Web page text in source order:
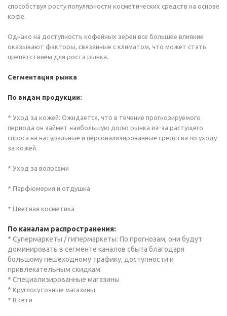
способствуя росту популярности косметических средств на основе
кофе.
Однако на доступность кофейных зерен все большее влияние
оказывают факторы, связанные с климатом, что может стать
препятствием для роста рынка.
Сегментация рынка
По видам продукции:
* Уход за кожей: Ожидается, что в течение прогнозируемого
периода он займет наибольшую долю рынка из-за растущего
спроса на натуральные и персонализированные средства по уходу
за кожей.
* Уход за волосами
* Парфюмерия и отдушка
* Цветная косметика
По каналам распространения:
* Супермаркеты / гипермаркеты: По прогнозам, они будут
доминировать в сегменте каналов сбыта благодаря
большому пешеходному трафику, доступности и
привлекательным скидкам.
* Специализированные магазины
* Круглосуточные магазины
* В сети